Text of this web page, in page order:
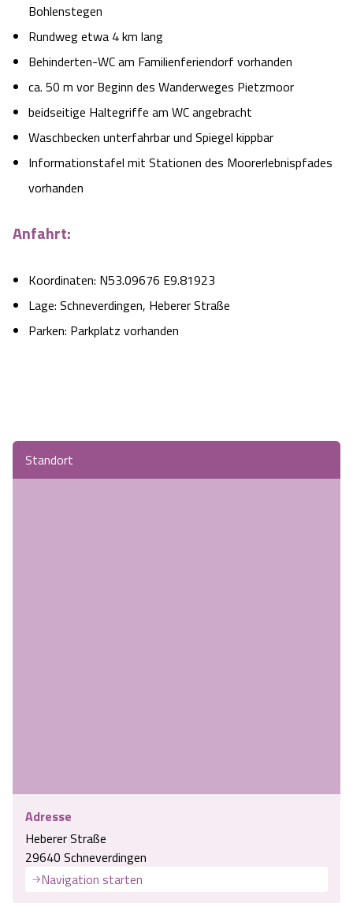
Bohlenstegen
Rundweg etwa 4 km lang
Behinderten-WC am Familienferiendorf vorhanden
ca. 50 m vor Beginn des Wanderweges Pietzmoor
beidseitige Haltegriffe am WC angebracht
Waschbecken unterfahrbar und Spiegel kippbar
Informationstafel mit Stationen des Moorerlebnispfades
vorhanden
Anfahrt:
Koordinaten: N53.09676 E9.81923
Lage: Schneverdingen, Heberer Straße
Parken: Parkplatz vorhanden
Standort
Adresse
Heberer Straße
29640 Schneverdingen
Navigation starten